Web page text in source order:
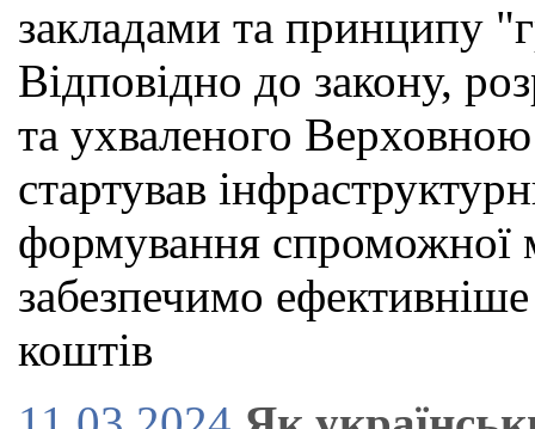
закладами та принципу
Відповідно до закону,
та ухваленого
стартував
формування спроможної
забезпечимо
коштів